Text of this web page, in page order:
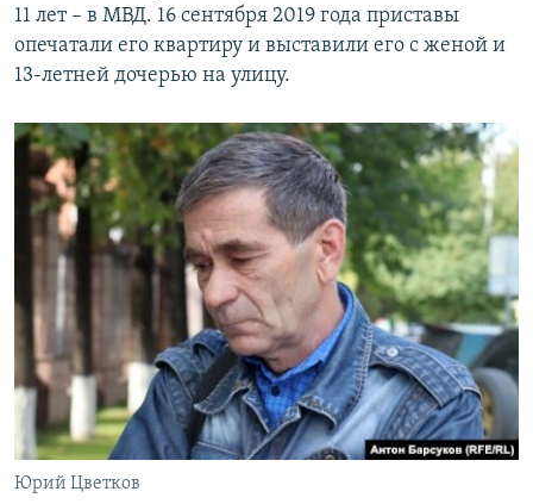
11 лет – в МВД. 16 сентября 2019 года приставы
опечатали его квартиру и выставили его с женой и
13-летней дочерью на улицу.
Юрий Цветков